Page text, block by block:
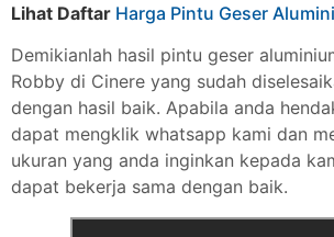
Lihat Daftar Harga Pintu Geser
Demikianlah hasil pintu geser
Robby di Cinere yang sudah
dengan hasil baik. Apabila anda
dapat mengklik whatsapp kami dan
ukuran yang anda inginkan kepada
dapat bekerja sama dengan baik.